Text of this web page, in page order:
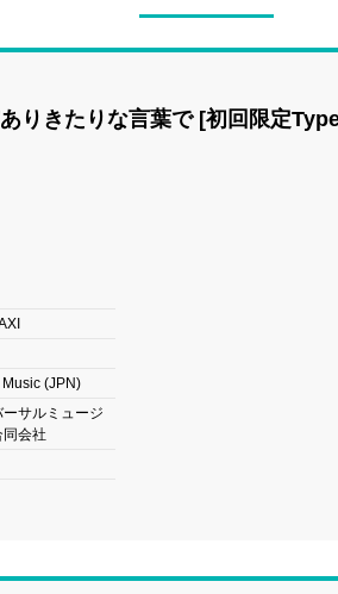
りきたりな言葉で [初回限定
(JPN)
ーサルミュージ
同会社